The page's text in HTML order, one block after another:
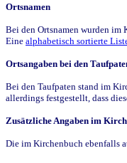
Ortsnamen
Bei den Ortsnamen wurden im
Eine alphabetisch sortierte
Ortsangaben bei den
Bei den Taufpaten stand im
allerdings festgestellt, dass
Zusätzliche Angaben im
Die im Kirchenbuch ebenfalls